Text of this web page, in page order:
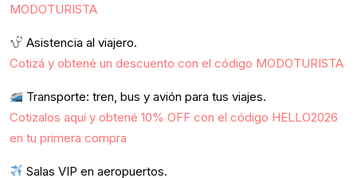
MODOTURISTA
Asistencia al viajero.
Cotizá y obtené un descuento con el código MODOTURISTA
Transporte: tren, bus y avión para tus viajes.
Cotizalos aquí y obtené 10% OFF con el código HELLO2026
en tu primera compra
Salas VIP en aeropuertos.